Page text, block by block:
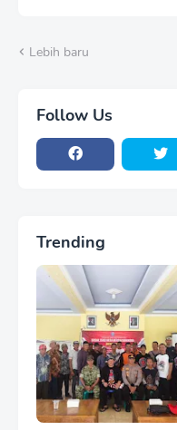
Lebih baru
Follow Us
Trending